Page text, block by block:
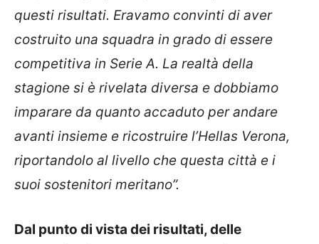
questi risultati. Eravamo convinti di aver
costruito una squadra in grado di essere
competitiva in Serie A. La realtà della
stagione si è rivelata diversa e dobbiamo
imparare da quanto accaduto per andare
avanti insieme e ricostruire l’Hellas Verona,
riportandolo al livello che questa città e i
suoi sostenitori meritano”.
Dal punto di vista dei risultati, delle